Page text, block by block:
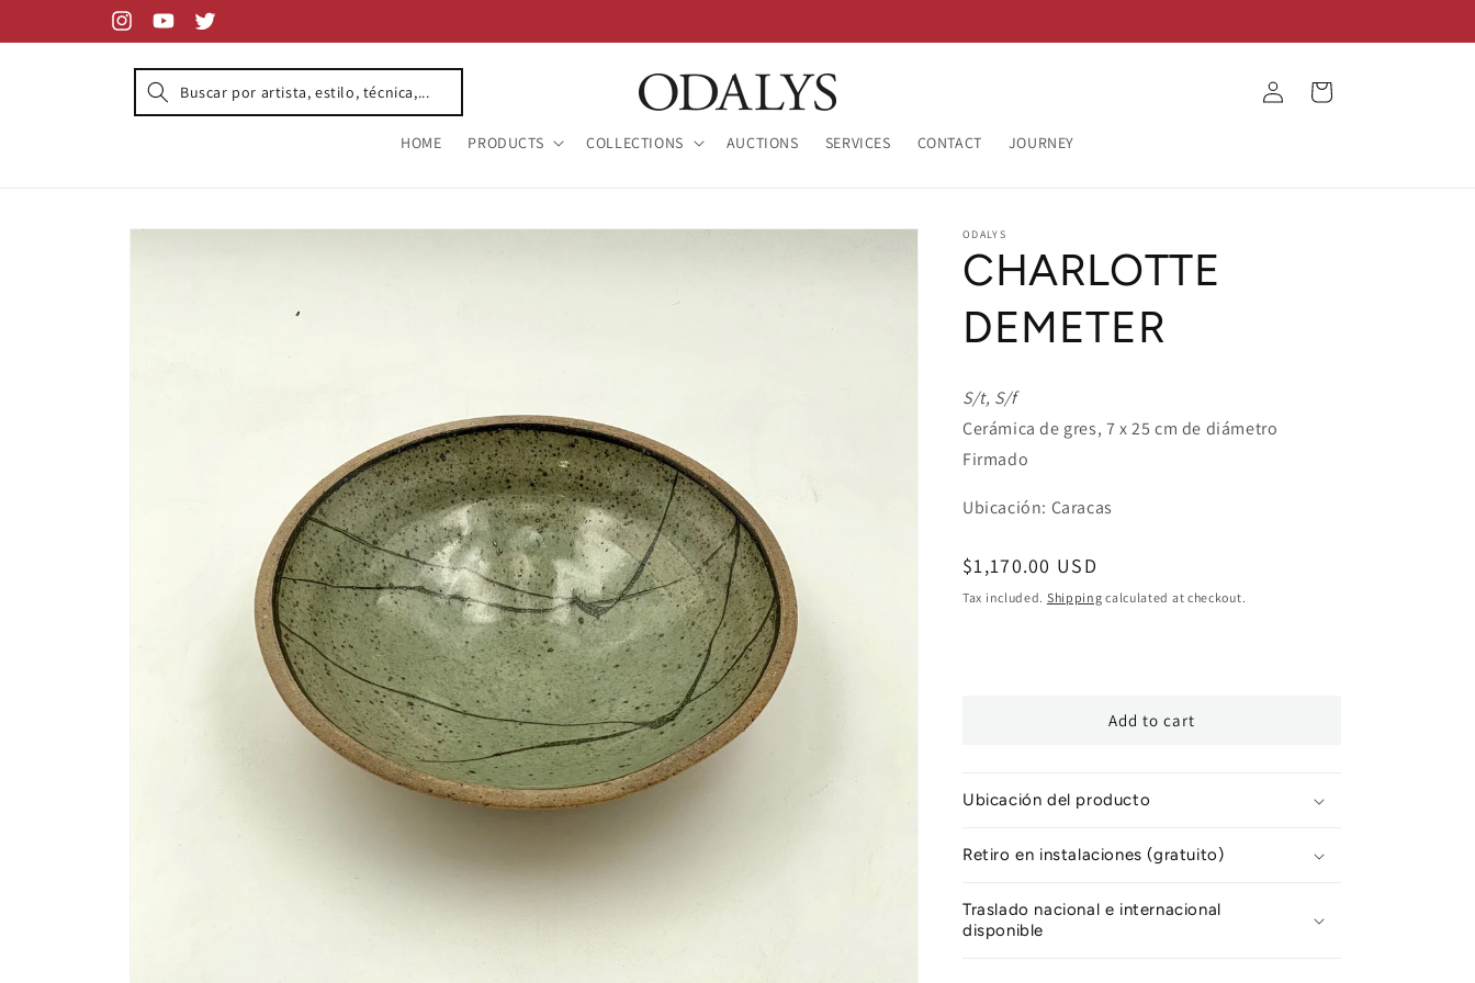
InstagramYouTubeTwitter
HOME PRODUCTS COLLECTIONS AUCTIONS SERVICES CONTACT JOURNEY
Log
in
Cart
Skip to
ODALYS
CHARLOTTE
DEMETER
S/t, S/f
Cerámica de gres, 7 x 25 cm de diámetro
Firmado
Ubicación: Caracas
Regular
price
$1,170.00 USD
Tax included. Shipping calculated at checkout.
Add to cart
Ubicación del producto
Retiro en instalaciones (gratuito)
Traslado nacional e internacional
disponible